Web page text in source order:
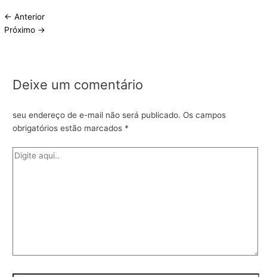
← Anterior
Próximo →
Deixe um comentário
seu endereço de e-mail não será publicado. Os campos
obrigatórios estão marcados *